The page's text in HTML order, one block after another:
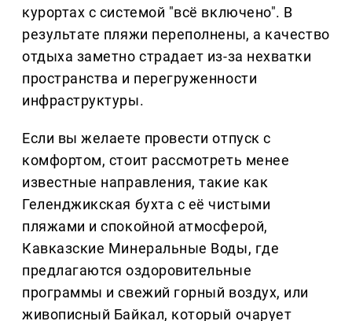
курортах с системой "всё включено". В
результате пляжи переполнены, а качество
отдыха заметно страдает из-за нехватки
пространства и перегруженности
инфраструктуры.
Если вы желаете провести отпуск с
комфортом, стоит рассмотреть менее
известные направления, такие как
Геленджикская бухта с её чистыми
пляжами и спокойной атмосферой,
Кавказские Минеральные Воды, где
предлагаются оздоровительные
программы и свежий горный воздух, или
живописный Байкал, который очарует